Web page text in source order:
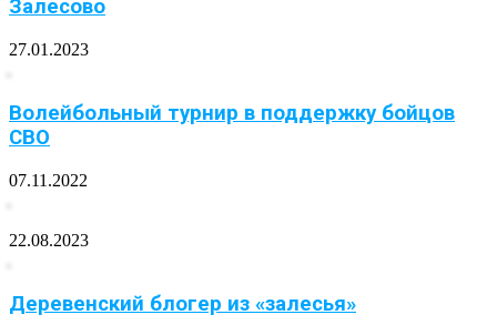
Залесово
27.01.2023
Волейбольный турнир в поддержку бойцов
СВО
07.11.2022
22.08.2023
Деревенский блогер из «залесья»